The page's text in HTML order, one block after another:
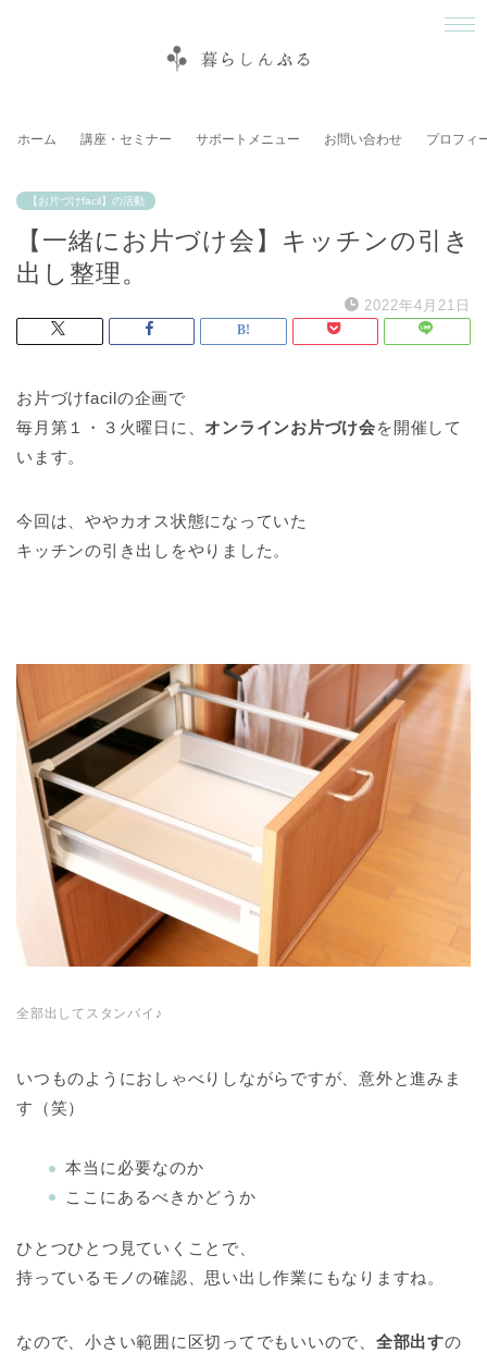
ホーム 講座・セミナー サポートメニュー お問い合わせ プロフィ
【お片づけfacil】の活動
【一緒にお片づけ会】キッチンの引き
出し整理。
2022年4月21日
お片づけfacilの企画で
毎月第１・３火曜日に、 オンラインお片づけ会を開催して
います。
今回は、ややカオス状態になっていた
キッチンの引き出しをやりました。
全部出してスタンバイ♪
いつものようにおしゃべりしながらですが、意外と進みま
す（笑）
本当に必要なのか
ここにあるべきかどうか
ひとつひとつ見ていくことで、
持っているモノの確認、思い出し作業にもなりますね。
なので、小さい範囲に区切ってでもいいので、 全部出すの